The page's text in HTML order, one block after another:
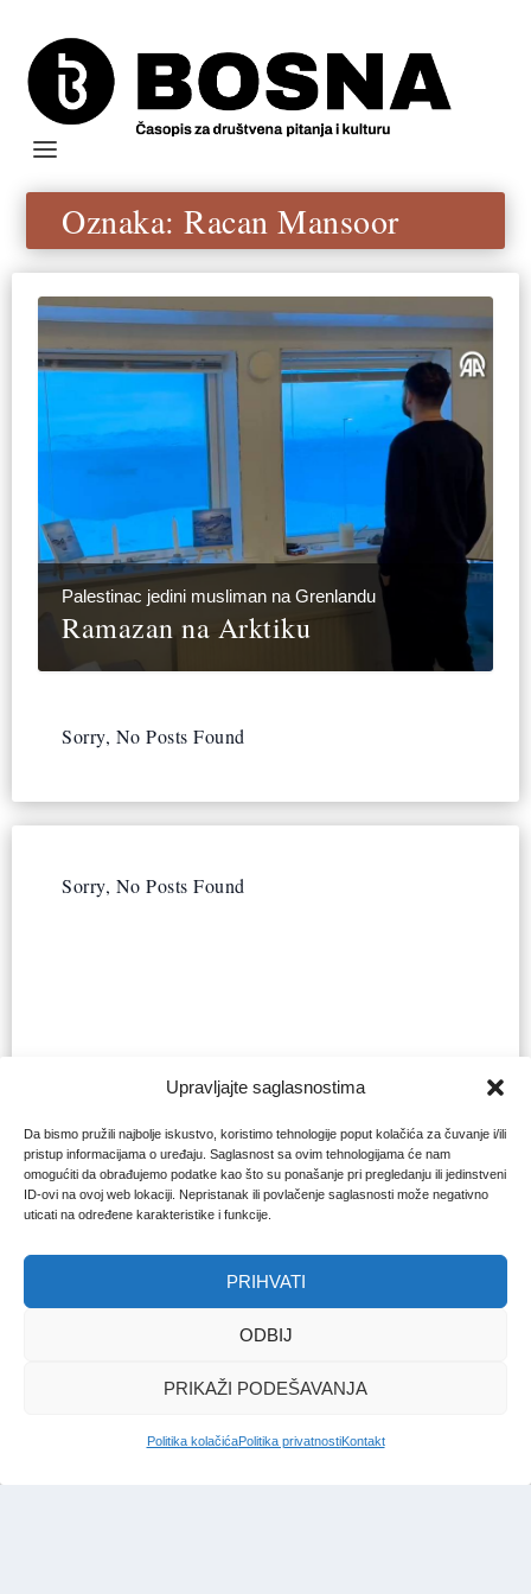
Upravljajte saglasnostima
Da bismo pružili najbolje iskustvo, koristimo tehnologije poput kolačića za čuvanje i/ili
pristup informacijama o uređaju. Saglasnost sa ovim tehnologijama će nam
omogućiti da obrađujemo podatke kao što su ponašanje pri pregledanju ili jedinstveni
ID-ovi na ovoj web lokaciji. Nepristanak ili povlačenje saglasnosti može negativno
uticati na određene karakteristike i funkcije.
PRIHVATI
ODBIJ
PRIKAŽI PODEŠAVANJA
Politika kolačićaPolitika privatnostiKontakt
Oznaka:Racan Mansoor
Palestinac jedini musliman na Grenlandu
Ramazan na Arktiku
Sorry, No Posts Found
Sorry, No Posts Found